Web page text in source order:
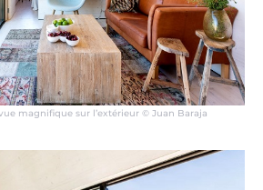
magnifique sur l’extérieur © Juan Baraja